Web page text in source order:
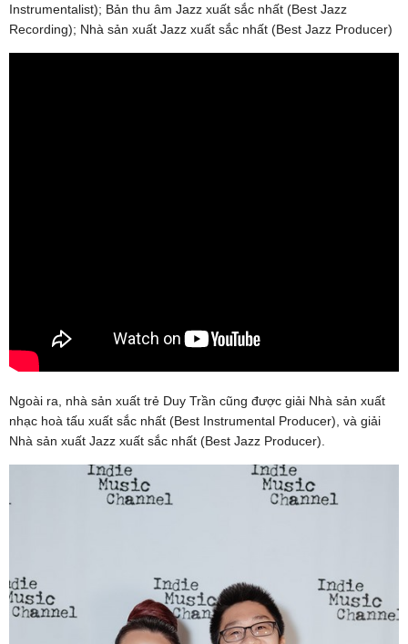
Instrumentalist); Bản thu âm Jazz xuất sắc nhất (Best Jazz
Recording); Nhà sản xuất Jazz xuất sắc nhất (Best Jazz Producer)
Ngoài ra, nhà sản xuất trẻ Duy Trần cũng được giải Nhà sản xuất
nhạc hoà tấu xuất sắc nhất (Best Instrumental Producer), và giải
Nhà sản xuất Jazz xuất sắc nhất (Best Jazz Producer).